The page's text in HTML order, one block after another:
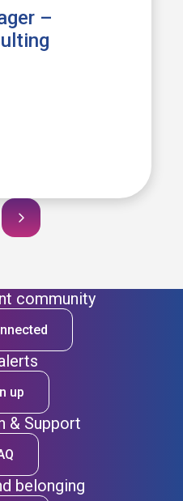
–
community
up
& Support
belonging